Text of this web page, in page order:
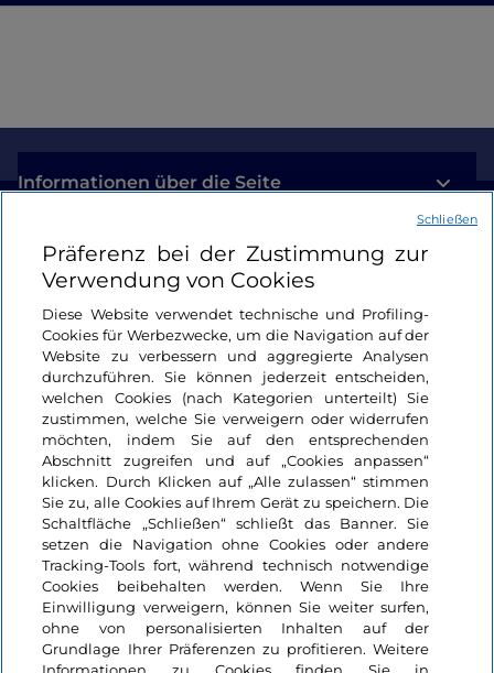
Informationen über die Seite
Nützliche Links
Login
Bleiben wir in Kontakt
Präferenz bei der Zustimmung zur
Verwendung von Cookies
Diese Website verwendet technische und Profiling-
Cookies für Werbezwecke, um die Navigation auf der
Website zu verbessern und aggregierte Analysen
durchzuführen. Sie können jederzeit entscheiden,
welchen Cookies (nach Kategorien unterteilt) Sie
zustimmen, welche Sie verweigern oder widerrufen
möchten, indem Sie auf den entsprechenden
Abschnitt zugreifen und auf „Cookies anpassen“
klicken. Durch Klicken auf „Alle zulassen“ stimmen
Sie zu, alle Cookies auf Ihrem Gerät zu speichern. Die
Schaltfläche „Schließen“ schließt das Banner. Sie
setzen die Navigation ohne Cookies oder andere
Tracking-Tools fort, während technisch notwendige
Cookies beibehalten werden. Wenn Sie Ihre
Einwilligung verweigern, können Sie weiter surfen,
ohne von personalisierten Inhalten auf der
Grundlage Ihrer Präferenzen zu profitieren. Weitere
Schließen